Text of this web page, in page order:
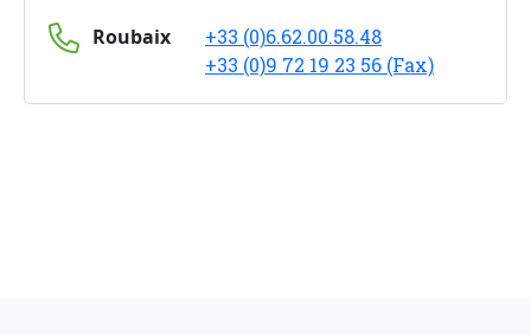
Roubaix
+33 (0)6.62.00.58.48
+33 (0)9 72 19 23 56 (Fax)